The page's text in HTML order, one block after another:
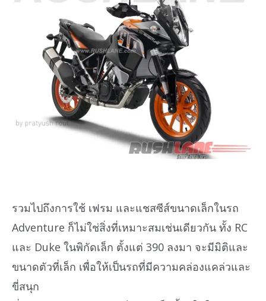
รวมไปถึงการใช้ เฟรม และแชสซีส์ขนาดเล็กในรถ
Adventure ก็ไม่ใช่สิ่งที่เหมาะสมเช่นเดียวกัน ทั้ง RC
และ Duke ในพิกัดเล็ก ตั้งแต่ 390 ลงมา จะมีมิติและ
ขนาดตัวที่เล็ก เพื่อให้เป็นรถที่มีความคล่องแคล่วและ
ขี่สนุก